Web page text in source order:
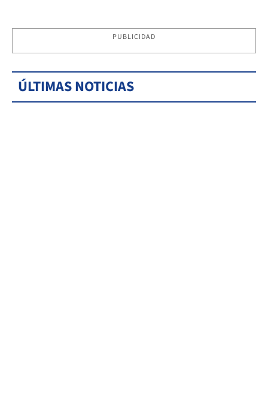
PUBLICIDAD
ÚLTIMAS NOTICIAS